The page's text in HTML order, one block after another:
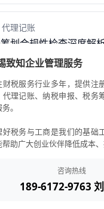
理记账
划合规性检查深度解
致知企业管理服务
财税服务行业多年，提供注
代理记账、纳税申报、税务
。
好税务与工商是我们的基础
助广大创业伙伴降低成本、
咨询热线
189-6172-9763